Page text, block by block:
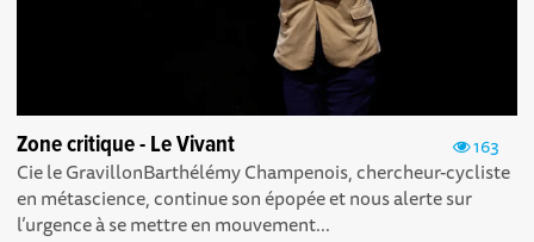
163
Zone critique - Le Vivant
Cie le GravillonBarthélémy Champenois, chercheur-cycliste
en métascience, continue son épopée et nous alerte sur
l’urgence à se mettre en mouvement...